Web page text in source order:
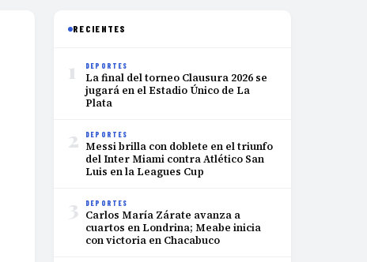
RECIENTES
1 DEPORTES
La final del torneo Clausura 2026 se
jugará en el Estadio Único de La
Plata
2 DEPORTES
Messi brilla con doblete en el triunfo
del Inter Miami contra Atlético San
Luis en la Leagues Cup
3 DEPORTES
Carlos María Zárate avanza a
cuartos en Londrina; Meabe inicia
con victoria en Chacabuco